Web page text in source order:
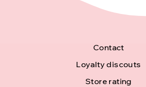
Contact
Loyalty discouts
Store rating